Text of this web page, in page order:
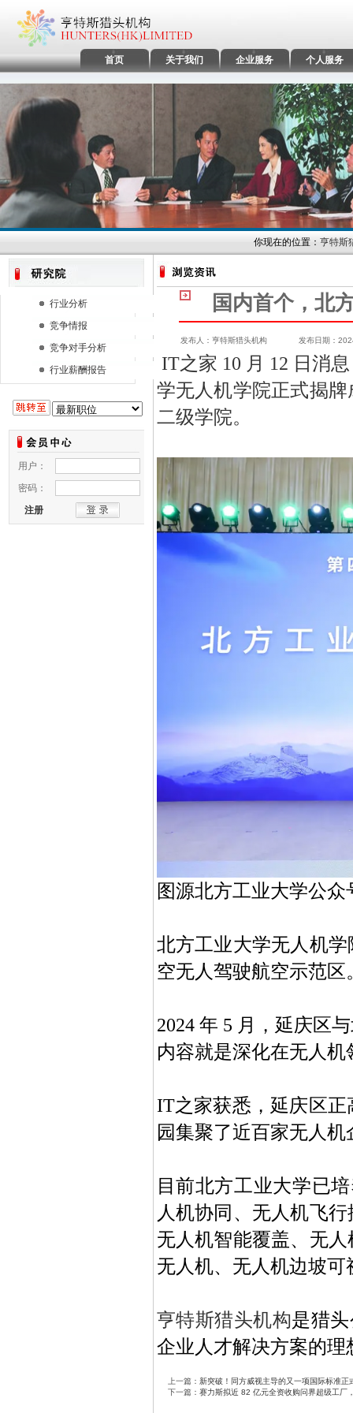
首页 关于我们 企业服务 个人服务
你现在的位置： 亨特斯
行业分析
竞争情报
竞争对手分析
行业薪酬报告
国内首个，北
发布人：亨特斯猎头机构 发布日期：
IT之家 10 月 12 日消
学无人机学院正式揭
二级学院。
图源北方工业大学公众
北方工业大学无人机
空无人驾驶航空示范区
2024 年 5 月，延庆区
内容就是深化在无人
IT之家获悉，延庆区
园集聚了近百家无人
目前北方工业大学已
人机协同、无人机飞
无人机智能覆盖、无
无人机、无人机边坡可
亨特斯猎头机构是猎
企业人才解决方案的理
上一篇： 新突破！同方威视主导的又一项国际标准正
下一篇： 赛力斯拟近 82 亿元全资收购问界超级工厂